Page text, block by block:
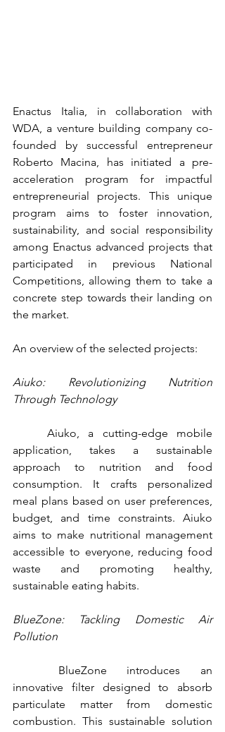
Enactus Italia, in collaboration with
WDA, a venture building company co-
founded by successful entrepreneur
Roberto Macina, has initiated a pre-
acceleration program for impactful
entrepreneurial projects. This unique
program aims to foster innovation,
sustainability, and social responsibility
among Enactus advanced projects that
participated in previous National
Competitions, allowing them to take a
concrete step towards their landing on
the market.
An overview of the selected projects:
Aiuko: Revolutionizing Nutrition
Through Technology
application, takes a sustainable
approach to nutrition and food
consumption. It crafts personalized
meal plans based on user preferences,
budget, and time constraints. Aiuko
aims to make nutritional management
accessible to everyone, reducing food
waste and promoting healthy,
sustainable eating habits.
BlueZone: Tackling Domestic Air
Pollution
innovative filter designed to absorb
particulate matter from domestic
combustion. This sustainable solution